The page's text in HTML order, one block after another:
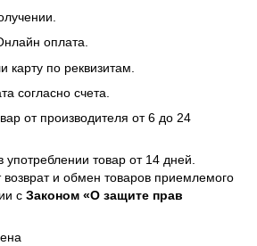
оплата.
карту по реквизитам.
согласно счета.
от производителя от 6 до 24
товар от 14 дней.
и обмен товаров приемлемого
с Законом «О защите прав